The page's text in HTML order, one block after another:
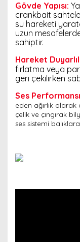
Gövde Yapısı:
crankbait
su hareketi
uzun
sahiptir.
Hareket Duyarlıl
fırlatma veya
geri çekilirken
Ses Performans
eden ağırlık
çelik ve çıngırak
ses sistemi